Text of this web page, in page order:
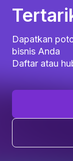
Dapatkan
bisnis Anda
Daftar atau